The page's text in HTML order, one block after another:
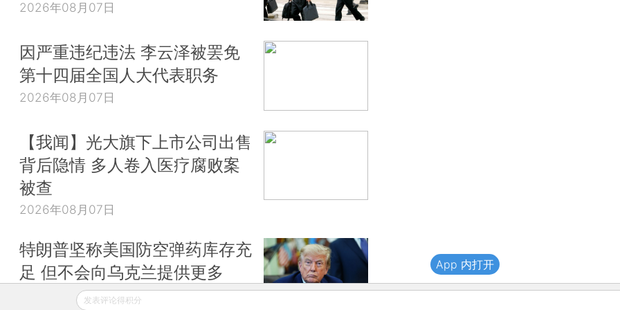
2026年08月07日
因严重违纪违法 李云泽被罢免
第十四届全国人大代表职务
2026年08月07日
【我闻】光大旗下上市公司出售
背后隐情 多人卷入医疗腐败案
被查
2026年08月07日
特朗普坚称美国防空弹药库存充
足 但不会向乌克兰提供更多
2026年08月07日
发表评论得积分
App 内打开